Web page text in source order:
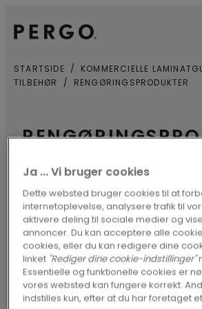
STARTSIDE
KOMMERCIELLE
TILBEHØR
RENGØRINGSPRODUKTER
TIL
LAMINATGULVE
Pergos kommercielle
designet til at modstå
hvilket betyder, at
vedligeholdelse går som en
Ja ... Vi bruger cookies
Dette websted bruger cookies til at
internetoplevelse, analysere trafik til
aktivere deling til sociale medier og
annoncer. Du kan acceptere alle
cookies, eller du kan redigere dine
linket "Rediger dine cookie-indstillinger"
Essentielle og funktionelle cookies er
vores websted kan fungere korrekt.
indstilles kun, efter at du har foretaget